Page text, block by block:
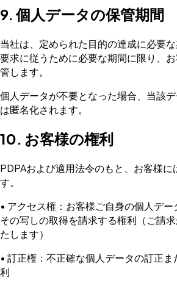
9. 個人データの保管期間
当社は、定められた目的の達成に必要
要求に従うために必要な期間に限り、
管します。
個人データが不要となった場合、当該
は匿名化されます。
10. お客様の権利
PDPAおよび適用法令のもと、お客様に
す。
• アクセス権：お客様ご自身の個人デ
その写しの取得を請求する権利（ご請
たします）
• 訂正権：不正確な個人データの訂正
利